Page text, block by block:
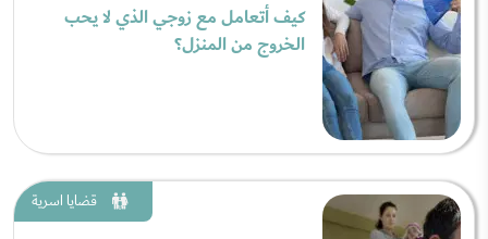
كيف أتعامل مع زوجي الذي لا يحب
الخروج من المنزل؟
قضايا اسرية